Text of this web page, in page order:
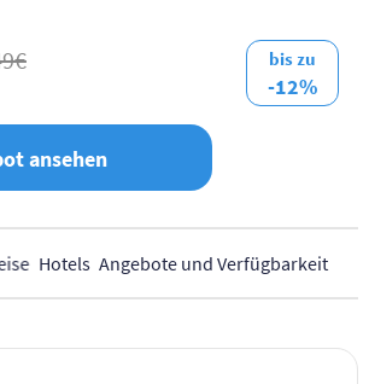
bis zu
-12%
ansehen
Hotels Angebote und Verfügbarkeit